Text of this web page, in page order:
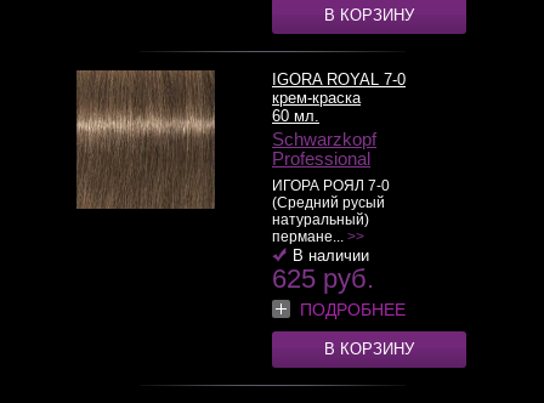
В КОРЗИНУ
IGORA ROYAL 7-0
крем-краска
60 мл.
Schwarzkopf
Professional
ИГОРА РОЯЛ 7-0
(Средний русый
натуральный)
пермане... >>
В наличии
625 руб.
ПОДРОБНЕЕ
В КОРЗИНУ